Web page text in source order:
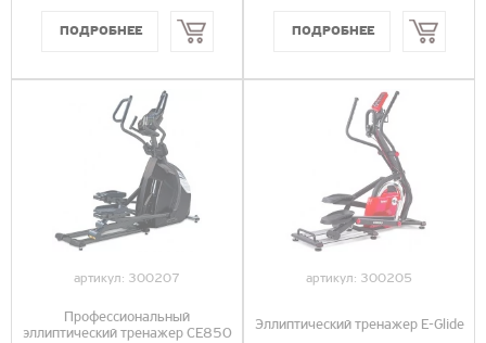
артикул: 300207
Профессиональный
эллиптический тренажер CE850
артикул: 300205
Эллиптический тренажер E-Glide